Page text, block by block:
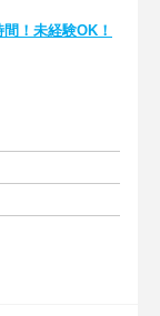
！未経験OK！